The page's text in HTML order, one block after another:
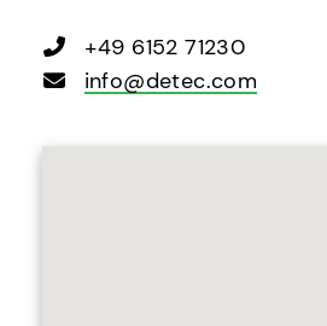
+49 6152 71230
info@detec.com